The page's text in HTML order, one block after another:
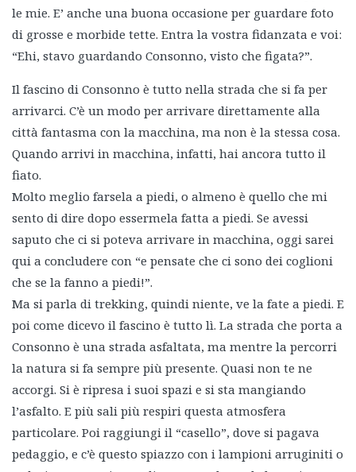
le mie. E’ anche una buona occasione per guardare foto
di grosse e morbide tette. Entra la vostra fidanzata e voi:
“Ehi, stavo guardando Consonno, visto che figata?”.
Il fascino di Consonno è tutto nella strada che si fa per
arrivarci. C’è un modo per arrivare direttamente alla
città fantasma con la macchina, ma non è la stessa cosa.
Quando arrivi in macchina, infatti, hai ancora tutto il
fiato.
Molto meglio farsela a piedi, o almeno è quello che mi
sento di dire dopo essermela fatta a piedi. Se avessi
saputo che ci si poteva arrivare in macchina, oggi sarei
qui a concludere con “e pensate che ci sono dei coglioni
che se la fanno a piedi!”.
Ma si parla di trekking, quindi niente, ve la fate a piedi. E
poi come dicevo il fascino è tutto lì. La strada che porta a
Consonno è una strada asfaltata, ma mentre la percorri
la natura si fa sempre più presente. Quasi non te ne
accorgi. Si è ripresa i suoi spazi e si sta mangiando
l’asfalto. E più sali più respiri questa atmosfera
particolare. Poi raggiungi il “casello”, dove si pagava
pedaggio, e c’è questo spiazzo con i lampioni arruginiti o